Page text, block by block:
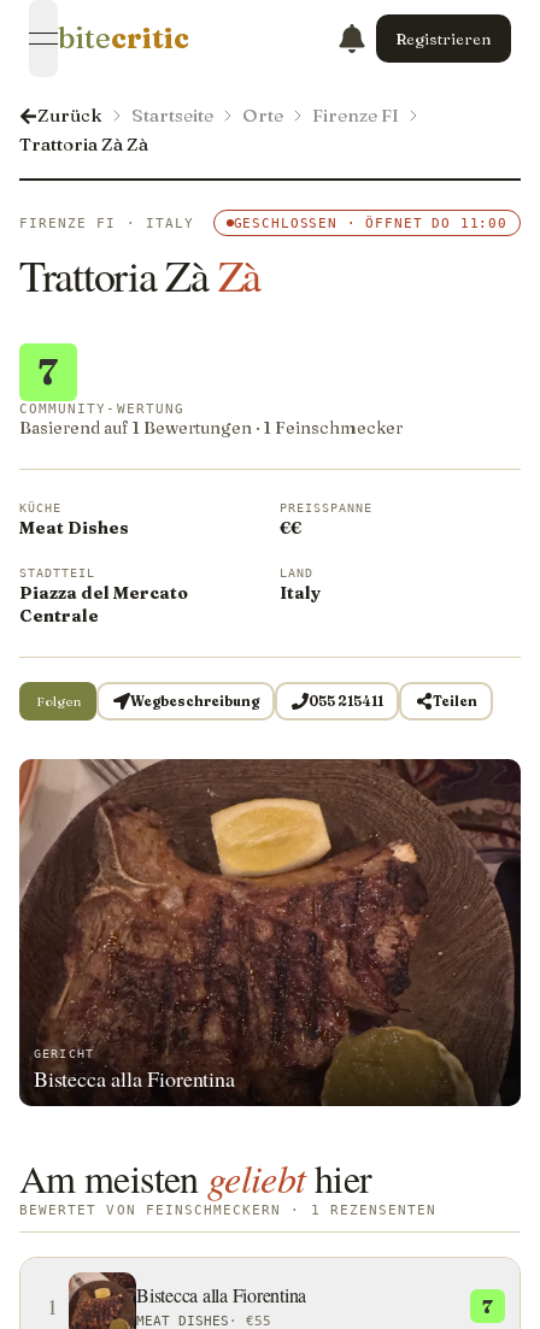
open navigation menu
bitecritic Registrieren
Zurück Startseite Orte
Firenze FI
Trattoria Zà Zà
GERICHT
Bistecca alla Fiorentina
FIRENZE FI · ITALY GESCHLOSSEN · ÖFFNET DO 11:00
Trattoria ZàZà
7
COMMUNITY-WERTUNG
Basierend auf 1 Bewertungen · 1 Feinschmecker
KÜCHE
Meat Dishes
PREISSPANNE
€€
STADTTEIL
Piazza del Mercato
Centrale
LAND
Italy
Folgen Wegbeschreibung 055 215411 Teilen
Am meisten geliebthier
BEWERTET VON FEINSCHMECKERN · 1 REZENSENTEN
1 Bistecca alla Fiorentina
MEAT DISHES · €55
7